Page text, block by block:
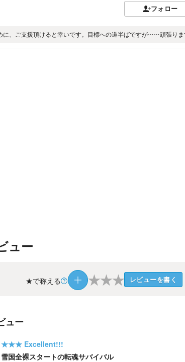
フォロー
に、ご支援頂けると幸いです。目標への道半ばですが……頑張りま
ュー
★で称える ★★★ レビューを書く
ュー
★★★ Excellent!!!
雪国全裸スタートの転魂サバイバル